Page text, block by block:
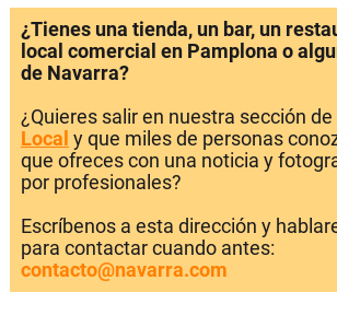
¿Tienes una tienda, un bar, un
local comercial en Pamplona o
de Navarra?
¿Quieres salir en nuestra sección de
Local y que miles de personas
que ofreces con una noticia y
por profesionales?
Escríbenos a esta dirección y
para contactar cuando antes:
contacto@navarra.com